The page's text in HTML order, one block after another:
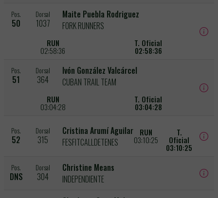
Pos.
50
Dorsal
1037
Maite Puebla Rodriguez
FORK RUNNERS
RUN
02:58:36
T. Oficial
02:58:36
Pos.
51
Dorsal
364
Ivón González Valcárcel
CUBAN TRAIL TEAM
RUN
03:04:28
T. Oficial
03:04:28
Pos.
52
Dorsal
315
Cristina Arumí Aguilar
FESFITCALLDETENES
RUN
03:10:25
T.
Oficial
03:10:25
Pos.
DNS
Dorsal
304
Christine Means
INDEPENDIENTE